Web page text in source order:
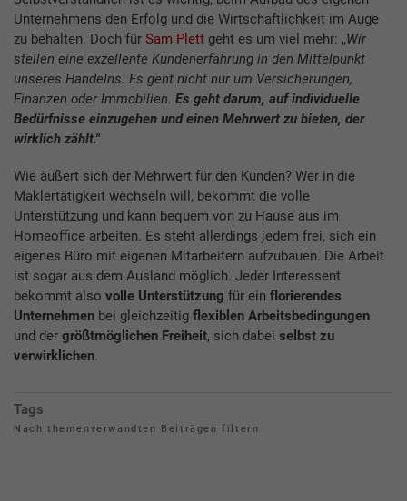
Unternehmens den Erfolg und die Wirtschaftlichkeit im Auge
zu behalten. Doch für Sam Plett geht es um viel mehr: „Wir
stellen eine exzellente Kundenerfahrung in den Mittelpunkt
unseres Handelns. Es geht nicht nur um Versicherungen,
Finanzen oder Immobilien. Es geht darum, auf individuelle
Bedürfnisse einzugehen und einen Mehrwert zu bieten, der
wirklich zählt."
Wie äußert sich der Mehrwert für den Kunden? Wer in die
Maklertätigkeit wechseln will, bekommt die volle
Unterstützung und kann bequem von zu Hause aus im
Homeoffice arbeiten. Es steht allerdings jedem frei, sich ein
eigenes Büro mit eigenen Mitarbeitern aufzubauen. Die Arbeit
ist sogar aus dem Ausland möglich. Jeder Interessent
bekommt also volle Unterstützung für ein florierendes
Unternehmen bei gleichzeitig flexiblen Arbeitsbedingungen
und der größtmöglichen Freiheit, sich dabei selbst zu
verwirklichen.
Tags
Nach themenverwandten Beiträgen filtern